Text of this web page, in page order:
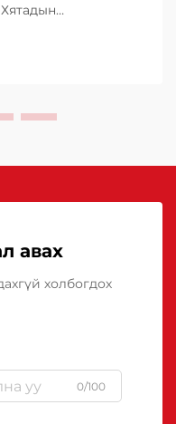
хэрэглэгдэж
авах
холбогдох
0/100